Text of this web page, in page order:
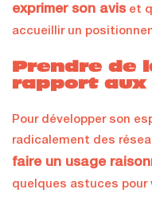
exprimer son avis et
accueillir un
Prendre de
rapport aux
Pour développer son
radicalement des
faire un usage
quelques astuces pour